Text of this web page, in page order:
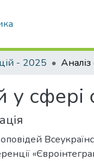
- 2025
у сфері